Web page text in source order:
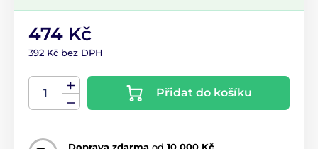
474 Kč
392 Kč bez DPH
Přidat do košíku
Doprava zdarma od 10 000 Kč